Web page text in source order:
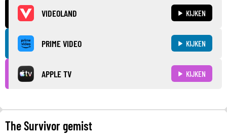
VIDEOLAND KIJKEN
PRIME VIDEO KIJKEN
APPLE TV KIJKEN
The Survivor gemist